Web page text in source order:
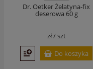
Dr. Oetker Żelatyna-fix
deserowa 60 g
zł /szt
Do koszyka